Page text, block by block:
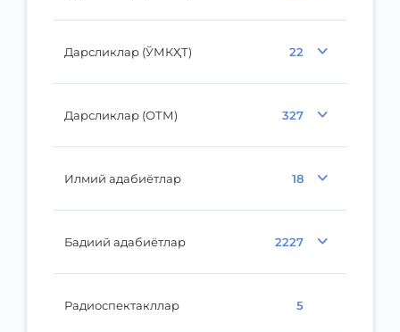
Дарсликлар (ЎМКҲТ) 22
Дарсликлар (ОТМ) 327
Илмий адабиётлар 18
Бадиий адабиётлар 2227
Радиоспектакллар 5